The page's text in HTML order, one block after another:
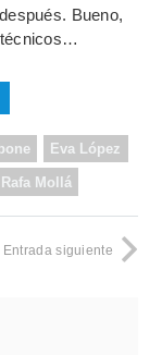
Bueno,
Eva López
Rafa Mollá
Entrada siguiente